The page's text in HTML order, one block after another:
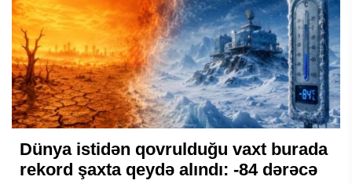
Dünya istidən qovrulduğu vaxt burada
rekord şaxta qeydə alındı: -84 dərəcə